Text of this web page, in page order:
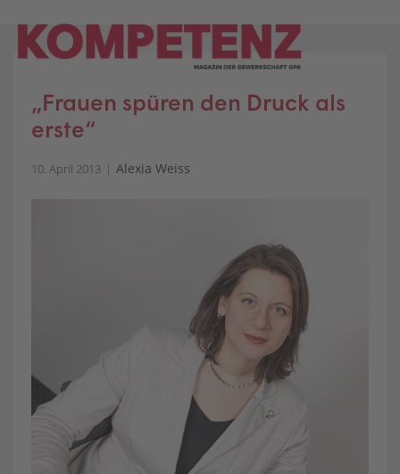
content
„Frauen spüren den Druck als
erste“
10. April 2013 Alexia Weiss